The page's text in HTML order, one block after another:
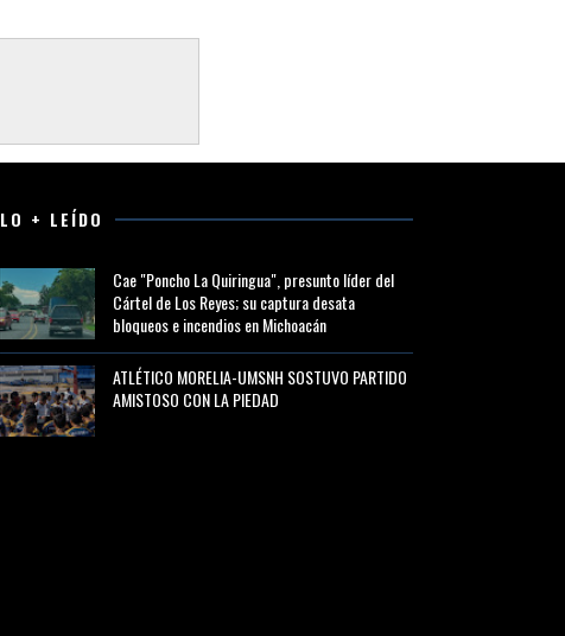
LO + LEÍDO
Cae "Poncho La Quiringua", presunto líder del
Cártel de Los Reyes; su captura desata
bloqueos e incendios en Michoacán
ATLÉTICO MORELIA-UMSNH SOSTUVO PARTIDO
AMISTOSO CON LA PIEDAD